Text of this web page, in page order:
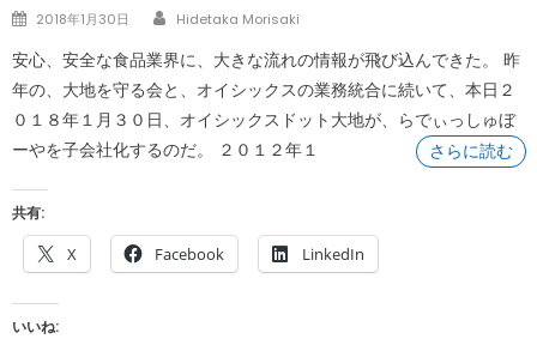
Posted
2018年1月30日 Author
Hidetaka Morisaki
安心、安全な食品業界に、大きな流れの情報が飛び込んできた。 昨
年の、大地を守る会と、オイシックスの業務統合に続いて、本日２
０１８年１月３０日、オイシックスドット大地が、らでぃっしゅぼ
ーやを子会社化するのだ。 ２０１２年１
さらに読む
共有:
X Facebook LinkedIn
いいね: